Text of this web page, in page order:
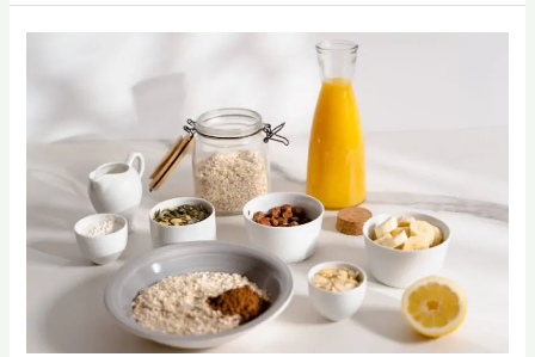
Getreide:
kann
für
die
Gesundheit
bewirken?